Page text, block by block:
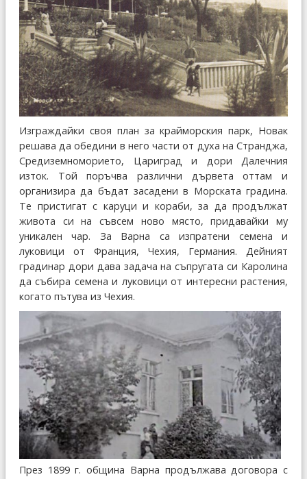
Изграждайки своя план за крайморския парк, Новак
решава да обедини в него части от духа на Странджа,
Средиземноморието, Цариград и дори Далечния
изток. Той поръчва различни дървета оттам и
организира да бъдат засадени в Морската градина.
Те пристигат с каруци и кораби, за да продължат
живота си на съвсем ново място, придавайки му
уникален чар. За Варна са изпратени семена и
луковици от Франция, Чехия, Германия. Дейният
градинар дори дава задача на съпругата си Каролина
да събира семена и луковици от интересни растения,
когато пътува из Чехия.
През 1899 г. община Варна продължава договора с